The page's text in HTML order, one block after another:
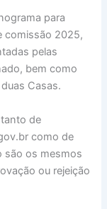
para
comissão 2025,
pelas
bem como
Casas.
de
como de
são os mesmos
ou rejeição